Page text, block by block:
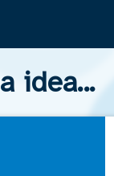
idea...